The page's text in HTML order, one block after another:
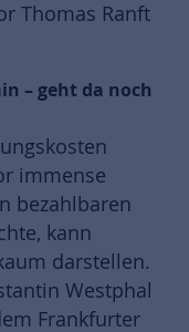
Thomas Ranft
– geht da noch
immense
bezahlbaren
kann
darstellen.
Westphal
Frankfurter